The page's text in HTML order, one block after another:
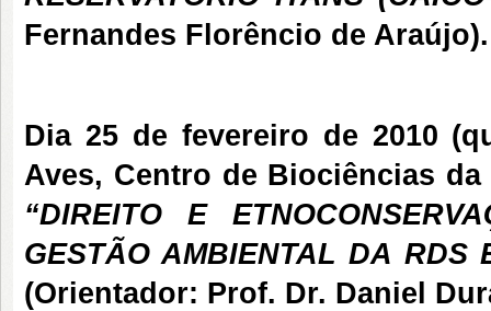
Fernandes Florêncio de Araújo).
Dia 25 de fevereiro de 2010
Aves, Centro de Biociências
“DIREITO E
GESTÃO AMBIENTAL DA RDS
(Orientador: Prof. Dr. Daniel